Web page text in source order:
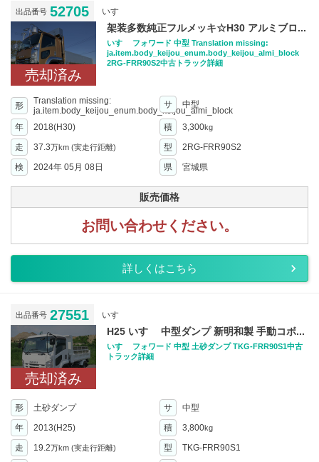
出品番号 52705 いすゞ
売却済み
架装多数純正フルメッキ☆H30 アルミブロ...
いすゞ フォワード 中型 Translation missing:
ja.item.body_keijou_enum.body_keijou_almi_block
2RG-FRR90S2中古トラック詳細
形
Translation missing:
ja.item.body_keijou_enum.body_keijou_almi_block
サ 中型
年 2018(H30) 積 3,300kg
走 37.3万km (実走行距離) 型
2RG-FRR90S2
検
2024年 05月 08日 県 宮城県
販売価格
お問い合わせください。
詳しくはこちら
出品番号 27551 いすゞ
売却済み
H25 いすゞ 中型ダンプ 新明和製 手動コボ...
いすゞ フォワード 中型 土砂ダンプ TKG-FRR90S1中古
トラック詳細
形 土砂ダンプ サ
中型
年
2013(H25) 積 3,800kg
走 19.2万km (実走行距離) 型
TKG-FRR90S1